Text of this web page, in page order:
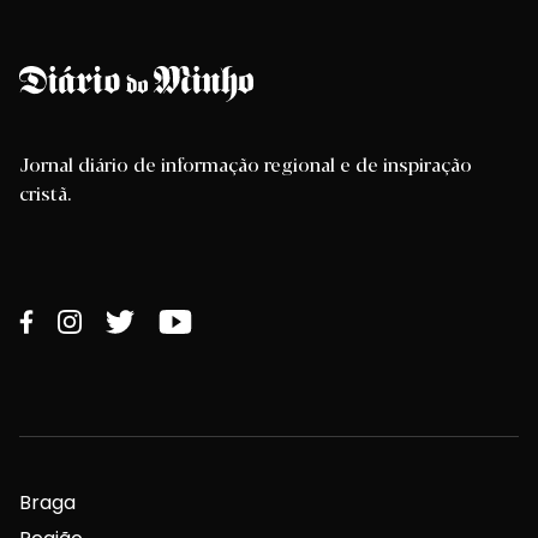
Jornal diário de informação regional e de inspiração
cristã.
Braga